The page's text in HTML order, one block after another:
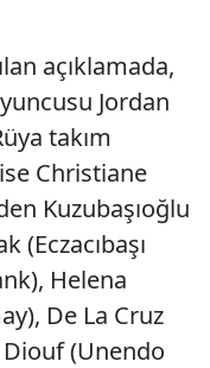
açıklamada,
Jordan
takım
Christiane
Kuzubaşıoğlu
(Eczacıbaşı
Helena
De La Cruz
Diouf (Unendo